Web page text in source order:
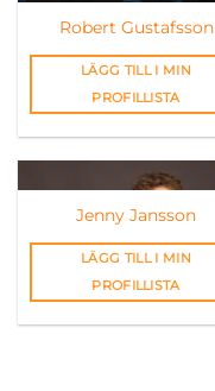
Robert Gustafsson
LÄGG TILL I MIN
PROFILLISTA
Jenny Jansson
LÄGG TILL I MIN
PROFILLISTA